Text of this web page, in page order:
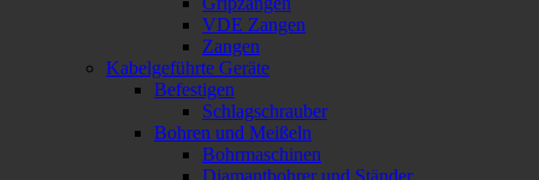
VDE Zangen
Zangen
Kabelgeführte Geräte
Befestigen
Schlagschrauber
Bohren und Meißeln
Bohrmaschinen
Diamantbohrer und Ständer